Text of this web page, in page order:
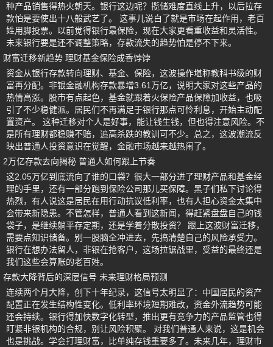
种产品销售得热火朝天。银行这边呢？揽储难度直线上升，以后拉存
款怕是要使出十八般武艺了。 这事儿说白了就是市场在起作用，老百
姓用脚投票。以前觉得银行最保险，现在大家更看重收益和灵活性。
未来银行要是还不调整策略，存款流失的趋势怕是停不下来。
财富迁移新趋势 理财基金保险成香饽饽
资金从银行存款转向理财、基金、保险，这波操作堪称教科书级的财
富再分配。非银金融机构存款暴增3.61万亿，说明大家对这些产品的
热情高涨。股市有点起色，基金就跟着火保险产品保障加收益，也吸
引了不少稳健派。居民们不再满足于银行那点可怜利息，开始主动配
置资产。 这种迁移对个人是好事，能让钱生钱，但也得注意风险。不
是所有理财都稳赚不赔，追高杀跌的教训可不少。总之，这波潮流反
映出普通人投资意识在觉醒，金融市场越来越热闹了。
2万亿存款去向揭秘 普通人如何跟上节奏
这2.05万亿到底流向了谁的口袋？很大一部分进了理财产品和基金经
理的手里，还有一部分跑到保险公司那儿买保障。黑子们私下讨论得
热烈，有人说这是居民在用行动抗议低利率，也有人担心资金太集中
会带来新隐患。不管怎样，普通人看到这新闻，得赶紧盘盘自己的钱
袋子，是继续躺平存定期，还是学着分散投资？ 跟上这波财富迁移，
需要点知识储备。别一股脑全冲进去，先搞清楚自己的风险承受力。
银行在想办法留人，非银在抢客户，这场拉锯战里，受益的最终还是
我们这些会算账的老百姓。
存款大降背后的深层信号 未来理财格局预测
连续两个月大降，创下十年纪录，这信号太明显了：中国居民的资产
配置正在发生结构性变化。低利率环境短期难改，资金外流趋势可能
还会持续。银行得加快数字化转型，推出更有竞争力的产品监管也得
盯紧非银机构的合规，别让风险积聚。 对我们普通人来说，这是机会
也是挑战。学会打理财富，比单纯存钱重要多了。未来几年，理财市